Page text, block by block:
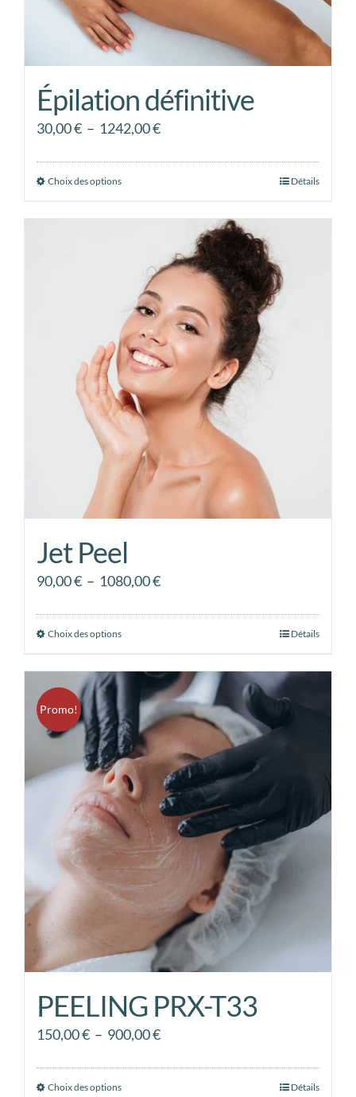
Épilation définitive
30,00€ – 1242,00€Plage
prix :
1242,00 €
Choix des optionsCe
variations.
options
peuvent
être
choisies
sur
la
page
du
produit
Détails
Jet Peel
90,00€ – 1080,00€Plage
1080,00 €
Choix des optionsCe
a
plusieurs
variations.
Les
options
peuvent
être
choisies
sur
la
page
du
produit
Détails
Promo!
PEELING PRX-T33
150,00€ – 900,00€Plage
prix :
Choix des optionsCe
Détails